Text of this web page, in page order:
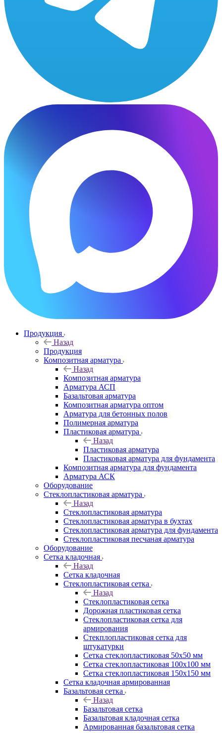
Продукция
Назад
Продукция
Композитная арматура
Назад
Композитная арматура
Арматура АСП
Базальтовая арматура
Композитная арматура оптом
Арматура для бетонных полов
Полимерная арматура
Пластиковая арматура
Назад
Пластиковая арматура
Пластиковая арматура для фундамента
Композитная арматура для фундамента
Арматура АСК
Оборудование
Cтеклопластиковая арматура
Назад
Cтеклопластиковая арматура
Стеклопластиковая арматура в бухтах
Стеклопластиковая арматура для фундамента
Стеклопластиковая песчаная арматура
Оборудование
Сетка кладочная
Назад
Сетка кладочная
Стеклопластиковая сетка
Назад
Стеклопластиковая сетка
Дорожная пластиковая сетка
Стеклопластиковая сетка для
армирования
Стекплопластиковая сетка для
штукатурки
Сетка стеклопластиковая 50x50 мм
Сетка стеклопластиковая 100x100 мм
Сетка стеклопластиковая 150x150 мм
Сетка кладочная армированная
Базальтовая сетка
Назад
Базальтовая сетка
Базальтовая кладочная сетка
Армированная базальтовая сетка